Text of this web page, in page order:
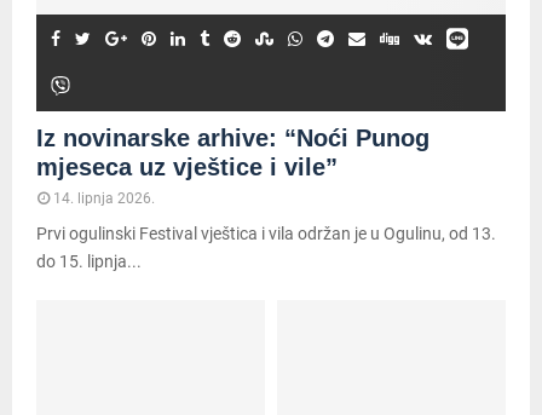
Iz novinarske arhive: “Noći Punog
mjeseca uz vještice i vile”
14. lipnja 2026.
Prvi ogulinski Festival vještica i vila održan je u Ogulinu, od 13.
do 15. lipnja...